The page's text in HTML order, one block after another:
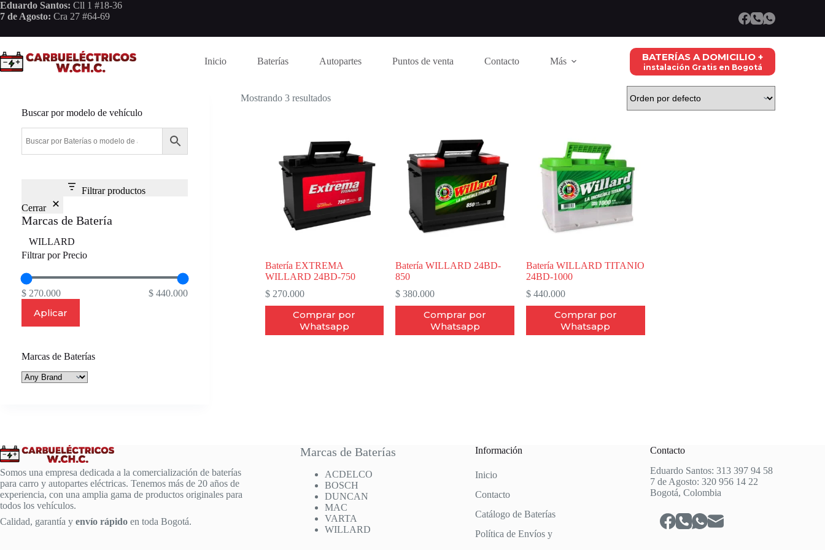
Saltar
al
Eduardo Santos: Cll 1 #18-36
7 de Agosto: Cra 27 #64-69
Inicio Baterías Autopartes Puntos de venta Contacto Más BATERÍAS A DOMICILIO +
instalación Gratis en Bogotá
Mostrando 3 resultados
Batería EXTREMA
WILLARD 24BD-750
$270.000
Comprar por
Whatsapp
Batería WILLARD 24BD-
850
$ 380.000
Comprar por
Whatsapp
Batería WILLARD TITANIO
24BD-1000
$440.000
Comprar por
Whatsapp
Buscar por modelo de vehículo
Filtrar productos
Cerrar
Marcas de Batería
Marca
WILLARD
Filtrar por Precio
$ 270.000 $ 440.000
Aplicar
Marcas de Baterías
Somos una empresa dedicada a la comercialización de baterías
para carro y autopartes eléctricas. Tenemos más de 20 años de
experiencia, con una amplia gama de productos originales para
todos los vehículos.
Calidad, garantía y envío rápido en toda Bogotá.
Marcas de Baterías
ACDELCO
BOSCH
DUNCAN
MAC
VARTA
WILLARD
Información
Inicio
Contacto
Catálogo de Baterías
Política de Envíos y
Contacto
Eduardo Santos: 313 397 94 58
7 de Agosto: 320 956 14 22
Bogotá, Colombia